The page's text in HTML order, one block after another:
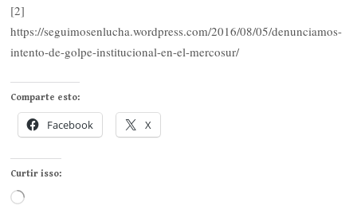
[2]
https://seguimosenlucha.wordpress.com/2016/08/05/denunciamos-
intento-de-golpe-institucional-en-el-mercosur/
Comparte esto:
Facebook X
Curtir isso:
Carregando...